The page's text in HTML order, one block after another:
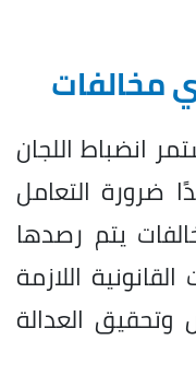
مخالفات
انضباط اللجان
ضرورة التعامل
يتم رصدها
اللازمة
وتحقيق العدالة